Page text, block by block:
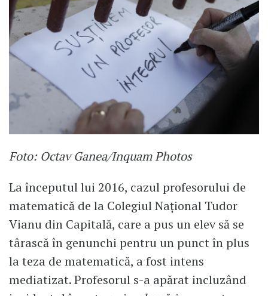
Foto: Octav Ganea/Inquam Photos
La începutul lui 2016, cazul profesorului de
matematică de la Colegiul Național Tudor
Vianu din Capitală, care a pus un elev să se
târască în genunchi pentru un punct în plus
la teza de matematică, a fost intens
mediatizat. Profesorul s-a apărat incluzând